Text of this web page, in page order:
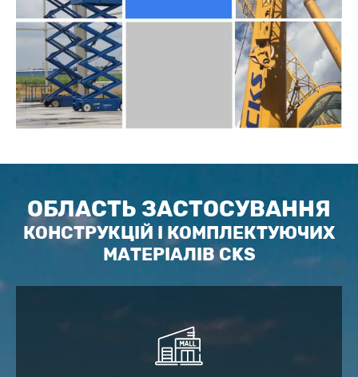
ОБЛАСТЬ ЗАСТОСУВАННЯ
КОНСТРУКЦІЙ І КОМПЛЕКТУЮЧИХ
МАТЕРІАЛІВ CKS